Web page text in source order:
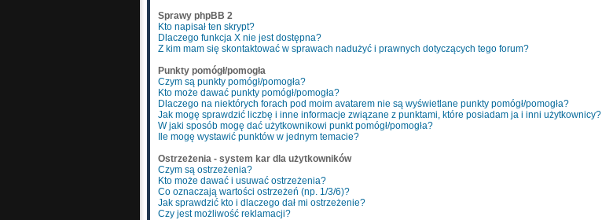
Sprawy phpBB 2
Kto napisał ten skrypt?
Dlaczego funkcja X nie jest dostępna?
Z kim mam się skontaktować w sprawach nadużyć i prawnych dotyczących tego forum?
Punkty pomógł/pomogła
Czym są punkty pomógł/pomogła?
Kto może dawać punkty pomógł/pomogła?
Dlaczego na niektórych forach pod moim avatarem nie są wyświetlane punkty pomógł/pomogła?
Jak mogę sprawdzić liczbę i inne informacje związane z punktami, które posiadam ja i inni użytkownicy?
W jaki sposób mogę dać użytkownikowi punkt pomógł/pomogła?
Ile mogę wystawić punktów w jednym temacie?
Ostrzeżenia - system kar dla użytkowników
Czym są ostrzeżenia?
Kto może dawać i usuwać ostrzeżenia?
Co oznaczają wartości ostrzeżeń (np. 1/3/6)?
Jak sprawdzić kto i dlaczego dał mi ostrzeżenie?
Czy jest możliwość reklamacji?